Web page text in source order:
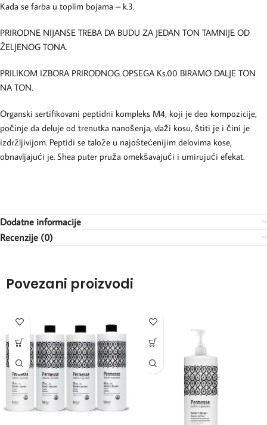
Kada se farba u toplim bojama – k.3.
PRIRODNE NIJANSE TREBA DA BUDU ZA JEDAN TON TAMNIJE OD
ŽELJENOG TONA.
PRILIKOM IZBORA PRIRODNOG OPSEGA Ks.00 BIRAMO DALJE TON
NA TON.
Organski sertifikovani peptidni kompleks M4, koji je deo kompozicije,
počinje da deluje od trenutka nanošenja, vlaži kosu, štiti je i čini je
izdržljivijom. Peptidi se talože u najoštećenijim delovima kose,
obnavljajući je. Shea puter pruža omekšavajući i umirujući efekat.
Dodatne informacije
Recenzije (0)
Povezani proizvodi